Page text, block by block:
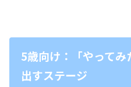
5歳向け：「やって
出すステージ